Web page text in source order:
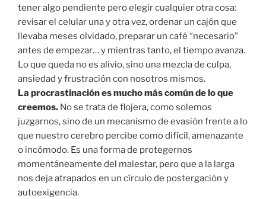
tener algo pendiente pero elegir cualquier otra cosa:
revisar el celular una y otra vez, ordenar un cajón que
llevaba meses olvidado, preparar un café “necesario”
antes de empezar… y mientras tanto, el tiempo avanza.
Lo que queda no es alivio, sino una mezcla de culpa,
ansiedad y frustración con nosotros mismos.
La procrastinación es mucho más común de lo que
creemos. No se trata de flojera, como solemos
juzgarnos, sino de un mecanismo de evasión frente a lo
que nuestro cerebro percibe como difícil, amenazante
o incómodo. Es una forma de protegernos
momentáneamente del malestar, pero que a la larga
nos deja atrapados en un círculo de postergación y
autoexigencia.